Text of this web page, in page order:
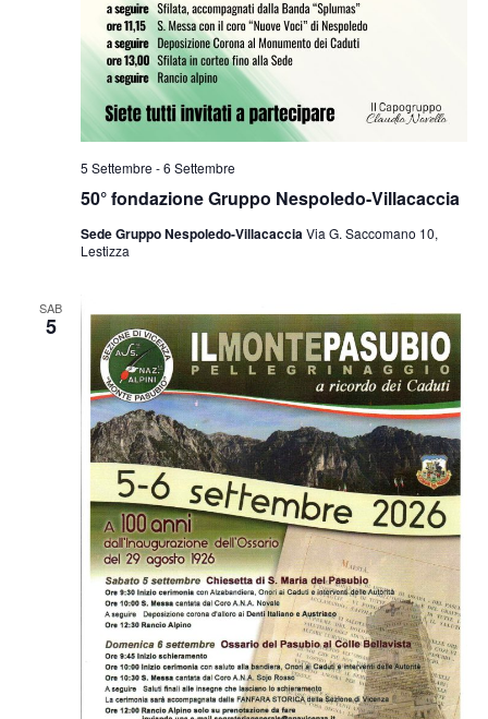
50° fondazione Gruppo Nespoledo-Villacaccia
5 Settembre -6 Settembre
Sede Gruppo Nespoledo-VillacacciaVia G. Saccomano 10,
Lestizza
SAB
5